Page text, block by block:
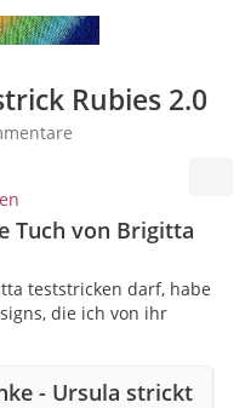
Rubies 2.0
Tuch von Brigitta
teststricken darf, habe
die ich von ihr
- Ursula strickt